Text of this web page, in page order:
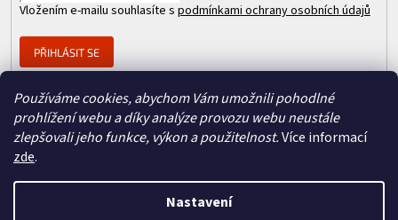
Používáme cookies, abychom Vám umožnili pohodlné
prohlížení webu a díky analýze provozu webu neustále
zlepšovali jeho funkce, výkon a použitelnost.Více informací
zde.
Nastavení
Vložením e-mailu souhlasíte s podmínkami ochrany osobních údajů
PŘIHLÁSIT SE
Člen skupiny
REPASOVANÉ CISCO. Všechna práva vyhrazena.